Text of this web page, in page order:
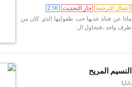
أعمال الترجمة جارِ التحديث 2.1K
ماذا عن فتاة عذبها حب طفولتها الذي كان من
طرف واحد ،فتحاول ال
النسيم المريح
نانايا